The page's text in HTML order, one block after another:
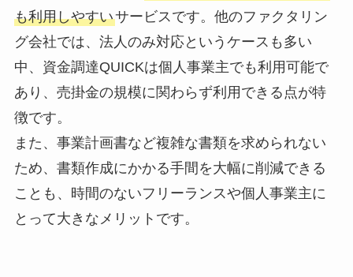
も利用しやすいサービスです。他のファクタリン
グ会社では、法人のみ対応というケースも多い
中、資金調達QUICKは個人事業主でも利用可能で
あり、売掛金の規模に関わらず利用できる点が特
徴です。
また、事業計画書など複雑な書類を求められない
ため、書類作成にかかる手間を大幅に削減できる
ことも、時間のないフリーランスや個人事業主に
とって大きなメリットです。